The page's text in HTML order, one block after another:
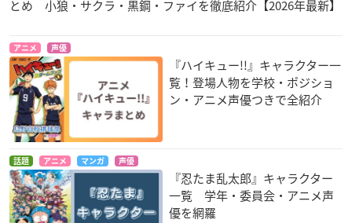
とめ 小狼・サクラ・黒鋼・ファイを徹底紹介【2026年最新】
アニメ 声優
『ハイキュー!!』キャラクター一
覧！登場人物を学校・ポジショ
ン・アニメ声優つきで全紹介
話題 アニメ マンガ 声優
『忍たま乱太郎』キャラクター
一覧 学年・委員会・アニメ声
優を網羅